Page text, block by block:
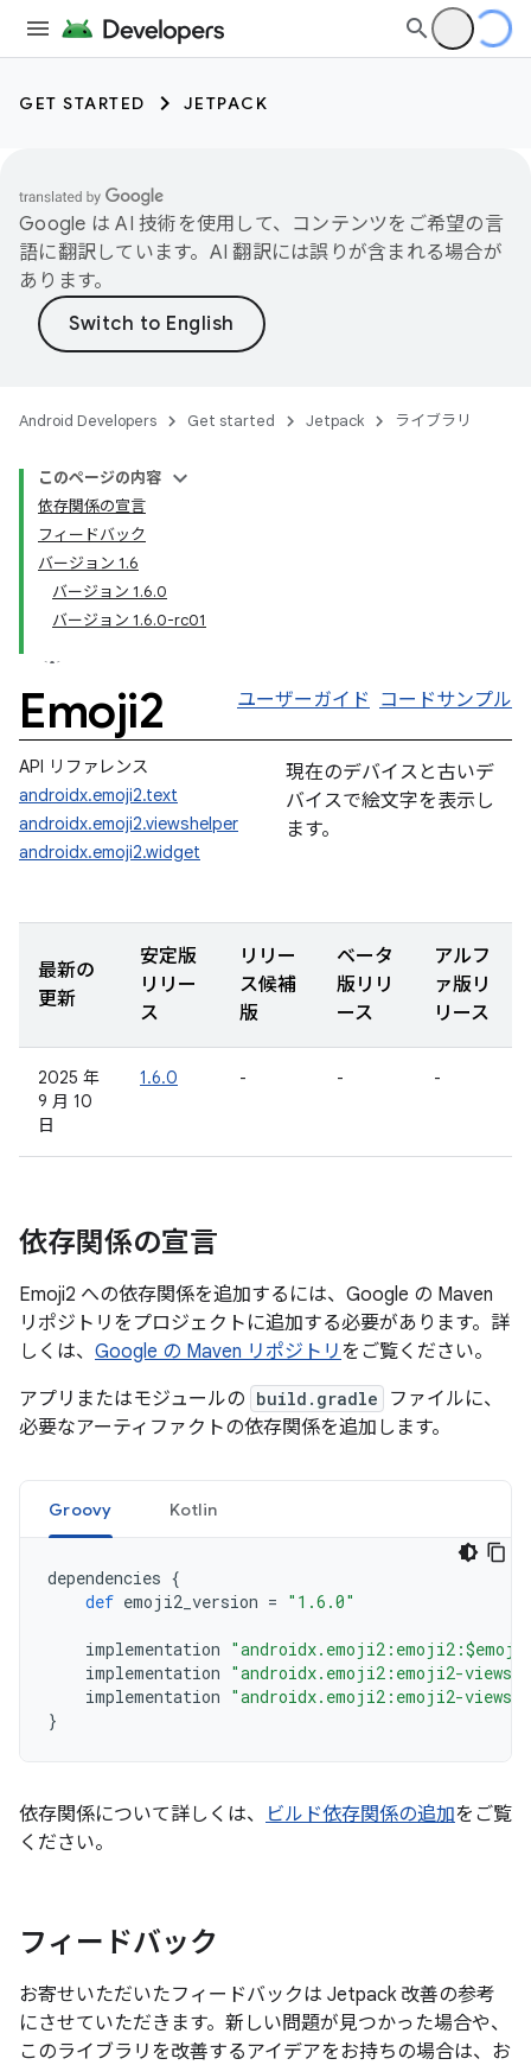
GET STARTED JETPACK
Google は AI 技術を使用して、コンテンツをご希望の言
語に翻訳しています。AI 翻訳には誤りが含まれる場合が
あります。
Android Developers Get started Jetpack ライブラリ
このページの内容
依存関係の宣言
フィードバック
バージョン 1.6
バージョン 1.6.0
バージョン 1.6.0-rc01
Emoji2 ユーザーガイド コードサンプル
API リファレンス
androidx.emoji2.text
androidx.emoji2.viewshelper
androidx.emoji2.widget
現在のデバイスと古いデ
バイスで絵文字を表示し
ます。
最新の
更新
安定版
リリー
ス
リリー
ス候補
版
ベータ
版リリ
ース
アルフ
ァ版リ
リース
2025 年
9 月 10
日
1.6.0 - - -
依存関係の宣言
Emoji2 への依存関係を追加するには、Google の Maven
リポジトリをプロジェクトに追加する必要があります。詳
しくは、 Google の Maven リポジトリ をご覧ください。
アプリまたはモジュールの build.gradle
ファイルに、
必要なアーティファクトの依存関係を追加します。
Groovy Kotlin
dependencies {
def emoji2_version = "1.6.0"
implementation
implementation "androidx.emoji2:emoji2-
implementation "androidx.emoji2:emoji2-views-
}
依存関係について詳しくは、 ビルド依存関係の追加をご覧
ください。
フィードバック
お寄せいただいたフィードバックは Jetpack 改善の参考
にさせていただきます。新しい問題が見つかった場合や、
このライブラリを改善するアイデアをお持ちの場合は、お